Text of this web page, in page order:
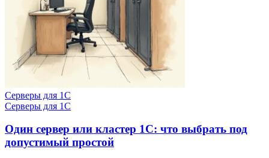
Серверы для 1С
Серверы для 1С
Один сервер или кластер 1С: что выбрать под
допустимый простой